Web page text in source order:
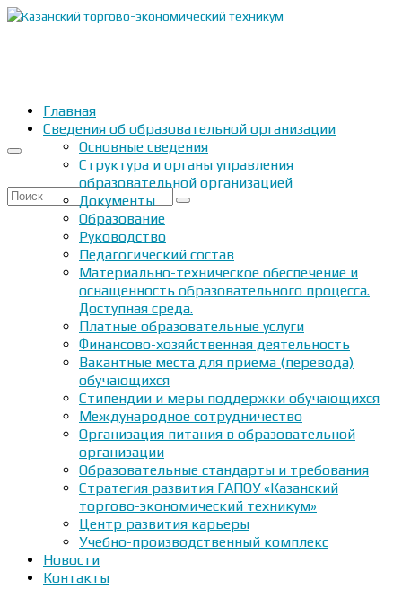
Искать:
Главная
Сведения об образовательной организации
Основные сведения
Структура и органы управления
образовательной организацией
Документы
Образование
Руководство
Педагогический состав
Материально-техническое обеспечение и
оснащенность образовательного процесса.
Доступная среда.
Платные образовательные услуги
Финансово-хозяйственная деятельность
Вакантные места для приема (перевода)
обучающихся
Стипендии и меры поддержки обучающихся
Международное сотрудничество
Организация питания в образовательной
организации
Образовательные стандарты и требования
Стратегия развития ГАПОУ «Казанский
торгово-экономический техникум»
Центр развития карьеры
Учебно-производственный комплекс
Новости
Контакты